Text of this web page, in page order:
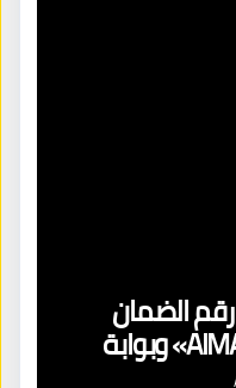
الضمان
الاجتماعي تلقائياً عبر «AIMA» وبوابة